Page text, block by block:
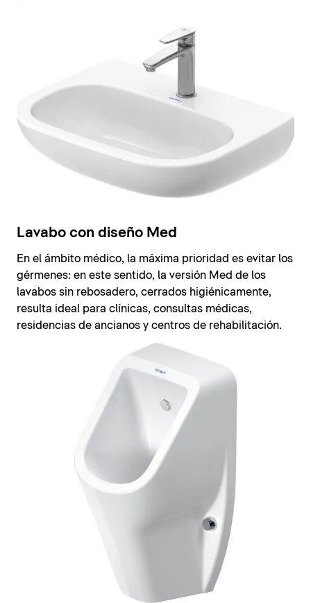
Lavabo con diseño Med
En el ámbito médico, la máxima prioridad es evitar los
gérmenes: en este sentido, la versión Med de los
lavabos sin rebosadero, cerrados higiénicamente,
resulta ideal para clínicas, consultas médicas,
residencias de ancianos y centros de rehabilitación.